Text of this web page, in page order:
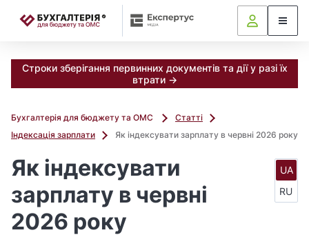
Строки зберігання первинних документів та дії у разі їх
втрати →
Бухгалтерія для бюджету та ОМС
Статті
Індексація зарплати
Як індексувати зарплату в червні 2026 року
Як індексувати
зарплату в червні
2026 року
UA
RU